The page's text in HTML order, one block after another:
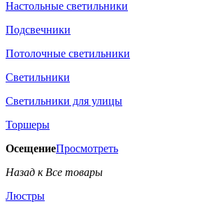
Настольные светильники
Подсвечники
Потолочные светильники
Светильники
Светильники для улицы
Торшеры
ОсещениеПросмотреть
Назад к Все товары
Люстры